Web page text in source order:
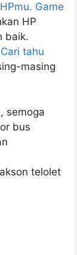
Game
HP
baik.
Cari tahu
masing
semoga
bus
telolet